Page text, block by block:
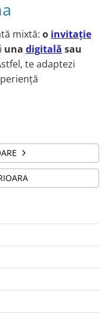
mixtă: o invitație
una digitală sau
te adaptezi